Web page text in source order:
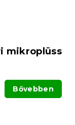
mikroplüss
Bővebben